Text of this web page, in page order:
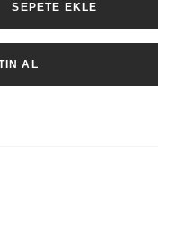
SEPETE EKLE
AL